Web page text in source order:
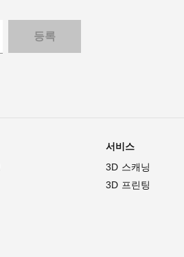
서비스
3D 스캐닝
3D 프린팅